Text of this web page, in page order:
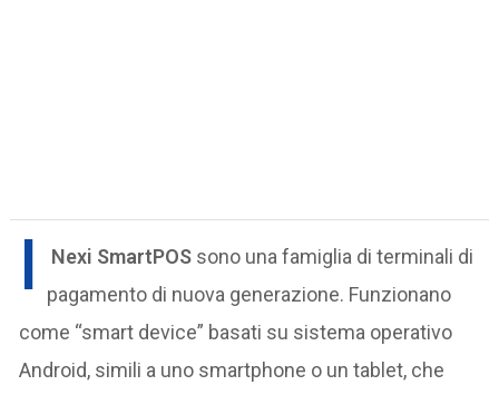
I Nexi SmartPOS sono una famiglia di terminali di
pagamento di nuova generazione. Funzionano
come “smart device” basati su sistema operativo
Android, simili a uno smartphone o un tablet, che